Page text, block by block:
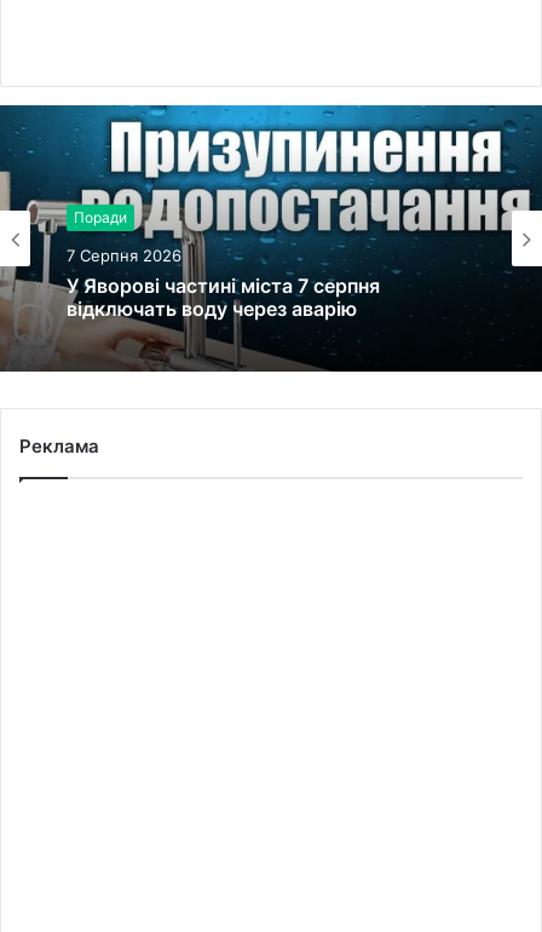
Поради
7 Серпня 2026
У Яворові частині міста 7 серпня
відключать воду через аварію
Реклама